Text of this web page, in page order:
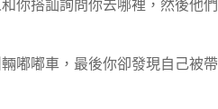
你搭訕詢問你去哪裡，然後他們
嘟嘟車，最後你卻發現自己被帶